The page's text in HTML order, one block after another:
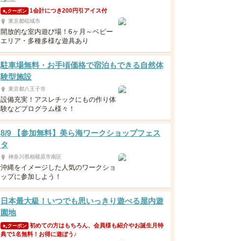
クーポン 1会計につき200円引アイス付
東京都稲城市
開放的な室内遊び場！6ヶ月～ベビー
エリア・多種多様な遊具あり
駐車場無料・お手頃価格で宿泊もできる自然体
験型施設
東京都八王子市
設備充実！アスレチックにもの作り体
験などプログラム様々！
8/9 【参加無料】美ら海ワークショップフェス
タ
神奈川県相模原市南区
沖縄をイメージした人気のワークショ
ップに参加しよう！
日本最大級！いつでも思いっきり遊べる屋内遊
園地
クーポン 初めての方はもちろん、会員様も紹介やお誕生月特
典で1名無料！お得に遊ぼう♪